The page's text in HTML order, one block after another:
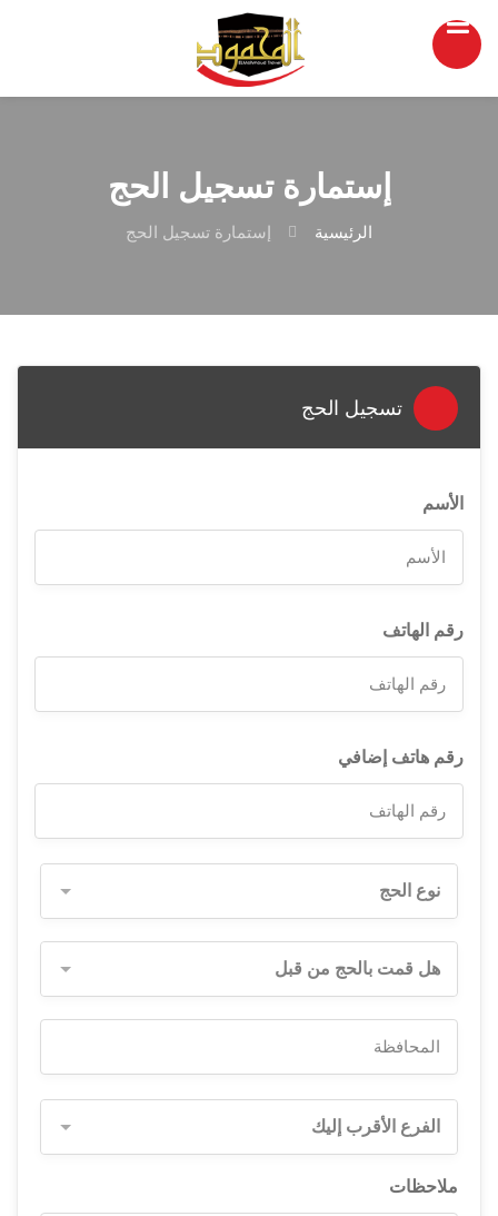
إستمارة تسجيل الحج
الرئيسية إستمارة تسجيل الحج
تسجيل الحج
الأسم
رقم الهاتف
رقم هاتف إضافي
نوع الحج
هل قمت بالحج من قبل
الفرع الأقرب إليك
ملاحظات